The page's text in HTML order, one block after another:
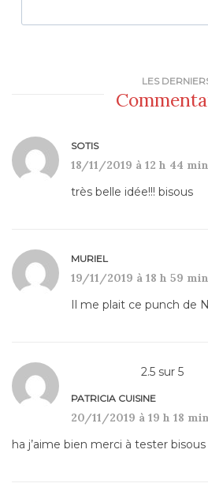
LES
SOTIS
18/11/2019 à 12 h 44
très belle idée!!! bisous
MURIEL
19/11/2019 à 18 h 59
Il me plait ce punch de
2.5 sur 5
PATRICIA CUISINE
20/11/2019 à 19 h 18
ha j’aime bien merci à tester bisous